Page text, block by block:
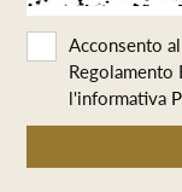
Acconsento
l'informativa